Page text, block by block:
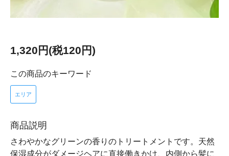
1,320円(税120円)
この商品のキーワード
エリア
商品説明
さわやかなグリーンの香りのトリートメントです。天然
保湿成分がダメージヘアに直接働きかけ、内側から髪に